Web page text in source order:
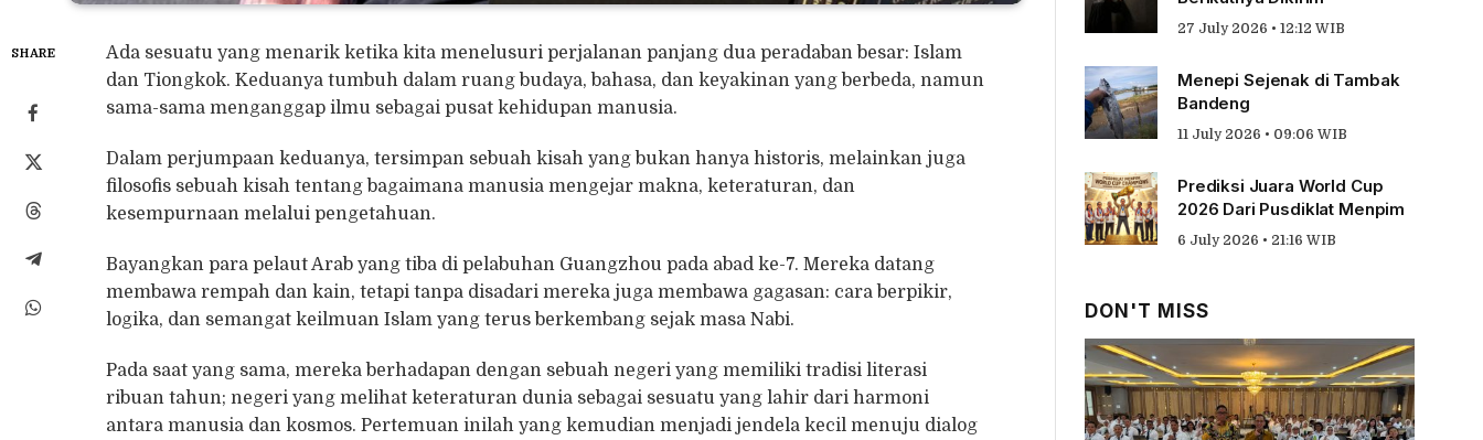
SHARE
Ada sesuatu yang menarik ketika kita menelusuri perjalanan panjang dua peradaban besar: Islam
dan Tiongkok. Keduanya tumbuh dalam ruang budaya, bahasa, dan keyakinan yang berbeda, namun
sama-sama menganggap ilmu sebagai pusat kehidupan manusia.
Dalam perjumpaan keduanya, tersimpan sebuah kisah yang bukan hanya historis, melainkan juga
filosofis sebuah kisah tentang bagaimana manusia mengejar makna, keteraturan, dan
kesempurnaan melalui pengetahuan.
Bayangkan para pelaut Arab yang tiba di pelabuhan Guangzhou pada abad ke-7. Mereka datang
membawa rempah dan kain, tetapi tanpa disadari mereka juga membawa gagasan: cara berpikir,
logika, dan semangat keilmuan Islam yang terus berkembang sejak masa Nabi.
Pada saat yang sama, mereka berhadapan dengan sebuah negeri yang memiliki tradisi literasi
ribuan tahun; negeri yang melihat keteraturan dunia sebagai sesuatu yang lahir dari harmoni
antara manusia dan kosmos. Pertemuan inilah yang kemudian menjadi jendela kecil menuju dialog
27 July 2026 • 12:12 WIB
Menepi Sejenak di Tambak
Bandeng
11 July 2026 • 09:06 WIB
Prediksi Juara World Cup
2026 Dari Pusdiklat Menpim
6 July 2026 • 21:16 WIB
DON'T MISS